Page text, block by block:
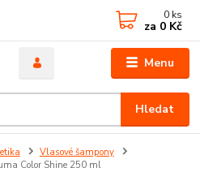
Menu
Hledat
0 ks
za 0 Kč
Vlasové šampony
Color Shine 250 ml